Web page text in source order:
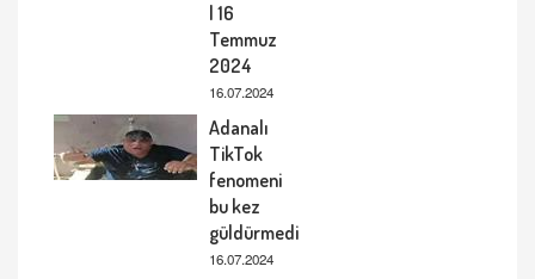
| 16
Temmuz
2024
16.07.2024
Adanalı
TikTok
fenomeni
bu kez
güldürmedi
16.07.2024